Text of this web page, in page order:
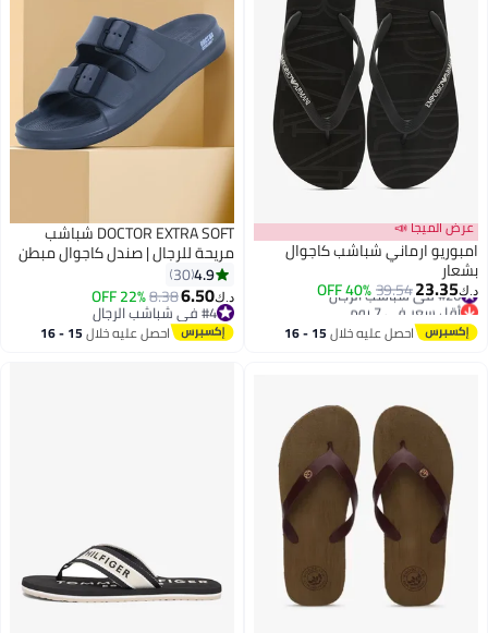
عرض الميجا 📣
امبوريو ارماني شباشب كاجوال
بشعار
د.ك‏23.35
39.54
40% OFF #26 في شباشب الرجال
أقل سعر في 7 يوم
#26 في شباشب الرجال احصل عليه خلال 15 - 16
DOCTOR EXTRA SOFT شباشب
مريحة للرجال | صندل كاجوال مبطن
ناعم بحزامين مانع للانزلاق | دكتور
فائق النعومة D-505
4.9
30
د.ك‏6.50
8.38
22% OFF
#4 في شباشب الرجال
#4 في شباشب الرجال احصل عليه خلال 15 - 16